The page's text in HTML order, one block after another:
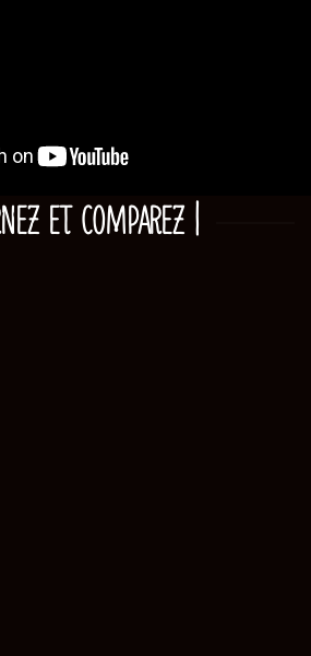
ET COMPAREZ |